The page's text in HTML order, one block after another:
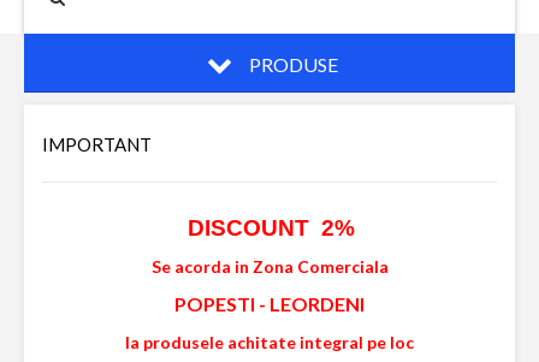
Contact
PRODUSE
IMPORTANT
DISCOUNT 2%
Se acorda in Zona Comerciala
POPESTI - LEORDENI
la produsele achitate integral pe loc